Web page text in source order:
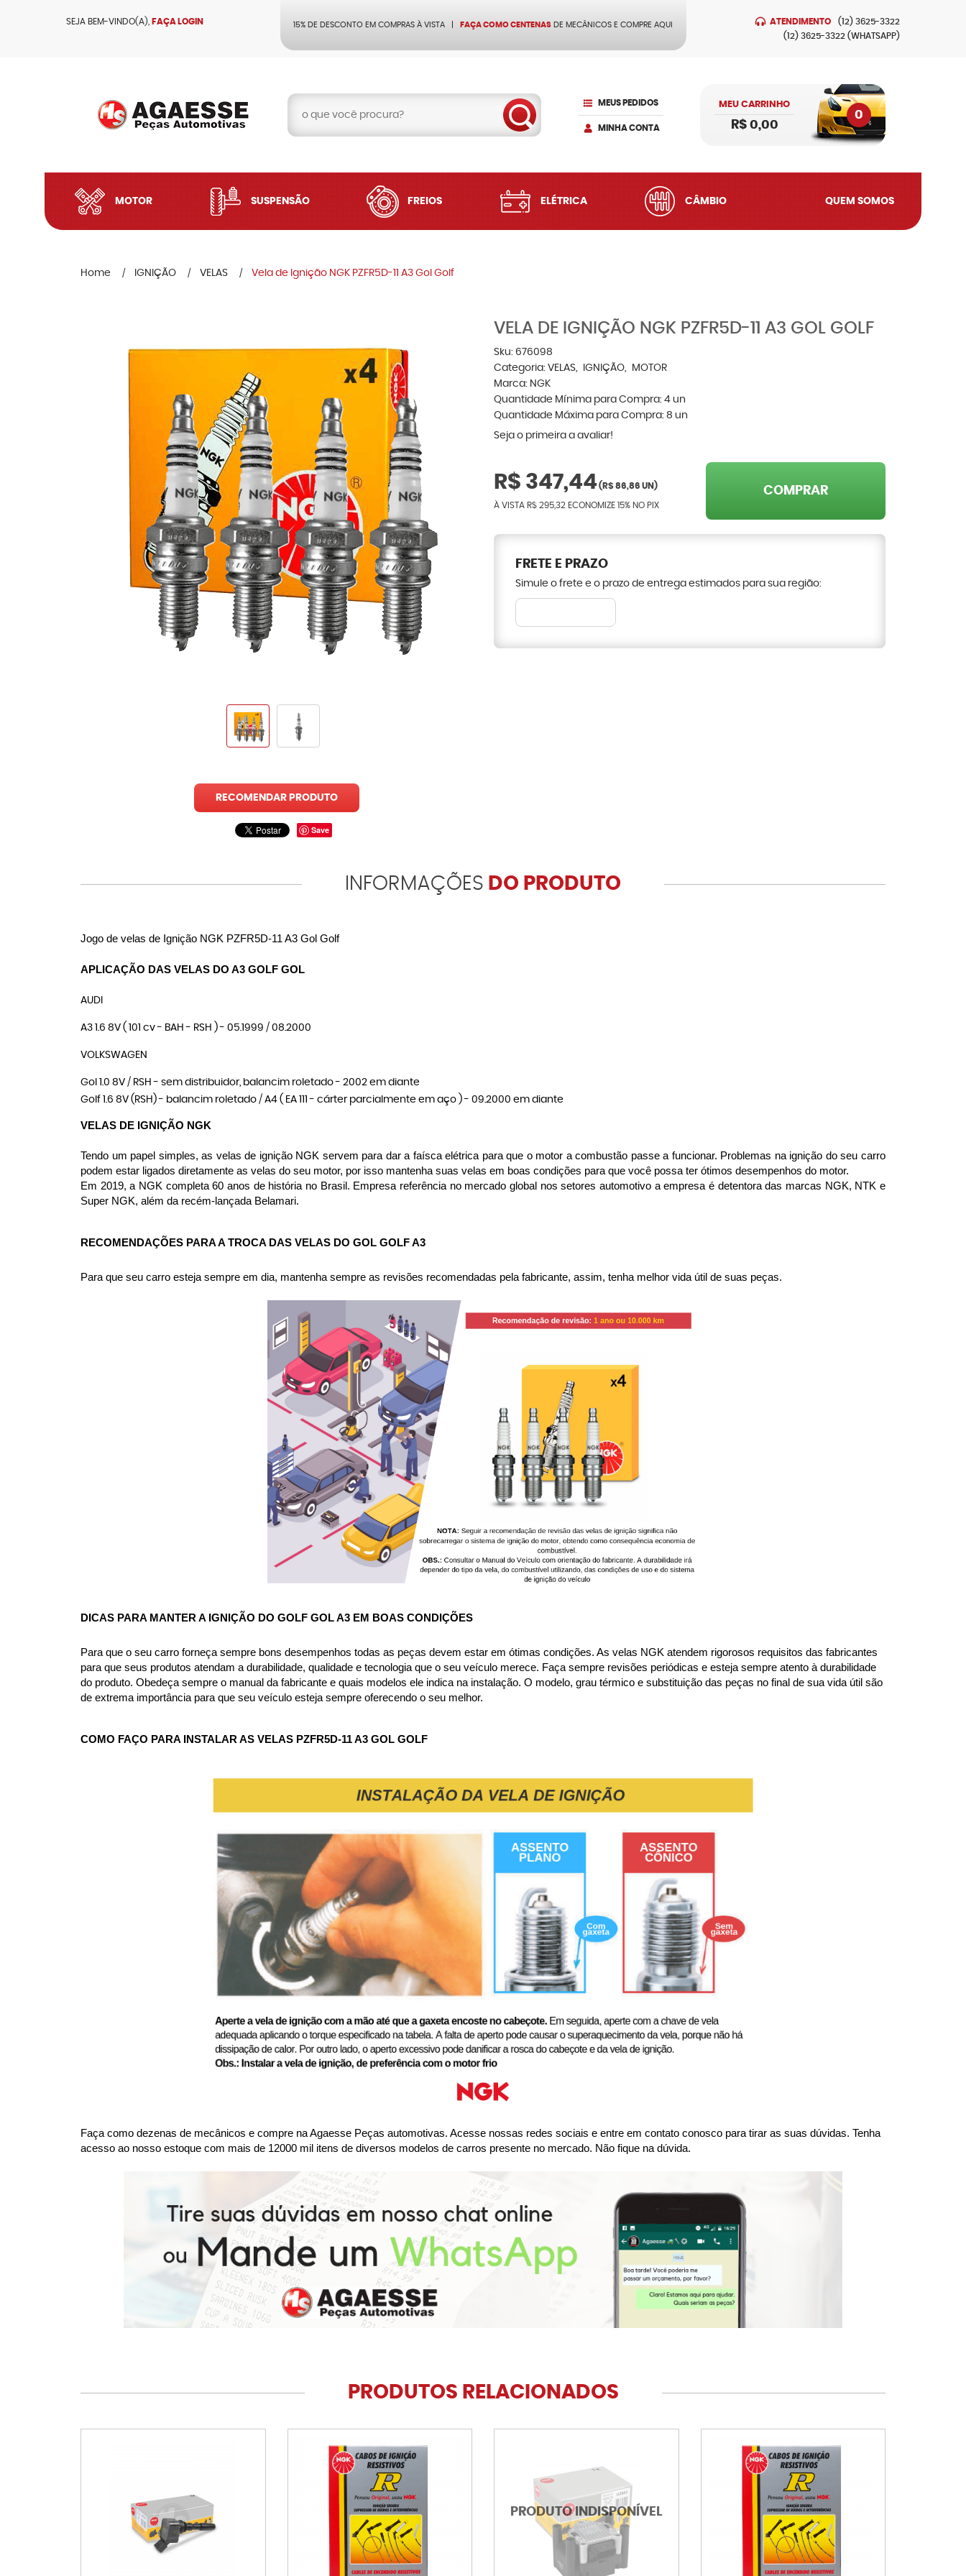
SEJA BEM-VINDO(A), FAÇA LOGIN 15% DE DESCONTO EM COMPRAS À VISTA FAÇA COMO CENTENAS DE MECÂNICOS E COMPRE AQUI ATENDIMENTO (12) 3625-3322
(12) 3625-3322 (WHATSAPP)
MEUS PEDIDOS
MINHA CONTA
MEU CARRINHO
0
R$ 0,00
MOTOR SUSPENSÃO FREIOS ELÉTRICA CÂMBIO QUEM SOMOS
Home IGNIÇÃO VELAS Vela de Ignição NGK PZFR5D-11 A3 Gol Golf
RECOMENDAR PRODUTO
Save
VELA DE IGNIÇÃO NGK PZFR5D-11 A3 GOL GOLF
Sku: 676098
Categoria: VELAS IGNIÇÃO
MOTOR
Marca: NGK
Quantidade Mínima para Compra: 4 un
Quantidade Máxima para Compra: 8 un
Seja o primeira a avaliar!
R$ 347,44 ( R$ 86,86 UN)
À VISTA R$ 295,32 ECONOMIZE 15% NO PIX
COMPRAR
FRETE E PRAZO
Simule o frete e o prazo de entrega estimados para sua região:
INFORMAÇÕES DO PRODUTO
Jogo de velas de Ignição NGK PZFR5D-11 A3 Gol Golf
APLICAÇÃO DAS VELAS DO A3 GOLF GOL
AUDI
A3 1.6 8V ( 101 cv - BAH - RSH ) - 05.1999 / 08.2000
VOLKSWAGEN
Gol 1.0 8V / RSH - sem distribuidor, balancim roletado - 2002 em diante
Golf 1.6 8V (RSH) - balancim roletado / A4 ( EA 111 - cárter parcialmente em aço ) - 09.2000 em diante
VELAS DE IGNIÇÃO NGK
Tendo um papel simples, as velas de ignição NGK servem para dar a faísca elétrica para que o motor a combustão passe a funcionar. Problemas na ignição do seu carro
podem estar ligados diretamente as velas do seu motor, por isso mantenha suas velas em boas condições para que você possa ter ótimos desempenhos do motor.
Em 2019, a NGK completa 60 anos de história no Brasil. Empresa referência no mercado global nos setores automotivo a empresa é detentora das marcas NGK, NTK e
Super NGK, além da recém-lançada Belamari.
RECOMENDAÇÕES PARA A TROCA DAS VELAS DO GOL GOLF A3
Para que seu carro esteja sempre em dia, mantenha sempre as revisões recomendadas pela fabricante, assim, tenha melhor vida útil de suas peças.
DICAS PARA MANTER A IGNIÇÃO DO GOLF GOL A3 EM BOAS CONDIÇÕES
Para que o seu carro forneça sempre bons desempenhos todas as peças devem estar em ótimas condições. As velas NGK atendem rigorosos requisitos das fabricantes
para que seus produtos atendam a durabilidade, qualidade e tecnologia que o seu veículo merece. Faça sempre revisões periódicas e esteja sempre atento à durabilidade
do produto. Obedeça sempre o manual da fabricante e quais modelos ele indica na instalação. O modelo, grau térmico e substituição das peças no final de sua vida útil são
de extrema importância para que seu veículo esteja sempre oferecendo o seu melhor.
COMO FAÇO PARA INSTALAR AS VELAS PZFR5D-11 A3 GOL GOLF
Faça como dezenas de mecânicos e compre na Agaesse Peças automotivas. Acesse nossas redes sociais e entre em contato conosco para tirar as suas dúvidas. Tenha
acesso ao nosso estoque com mais de 12000 mil itens de diversos modelos de carros presente no mercado. Não fique na dúvida.
PRODUTOS RELACIONADOS